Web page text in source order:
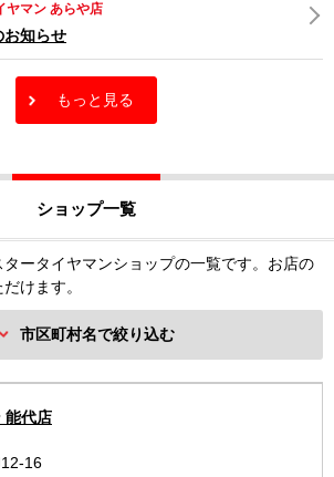
ヤマン あらや店
お知らせ
もっと見る
ショップ一覧
ータイヤマンショップの一覧です。お店の
けます。
市区町村名で絞り込む
能代店
16